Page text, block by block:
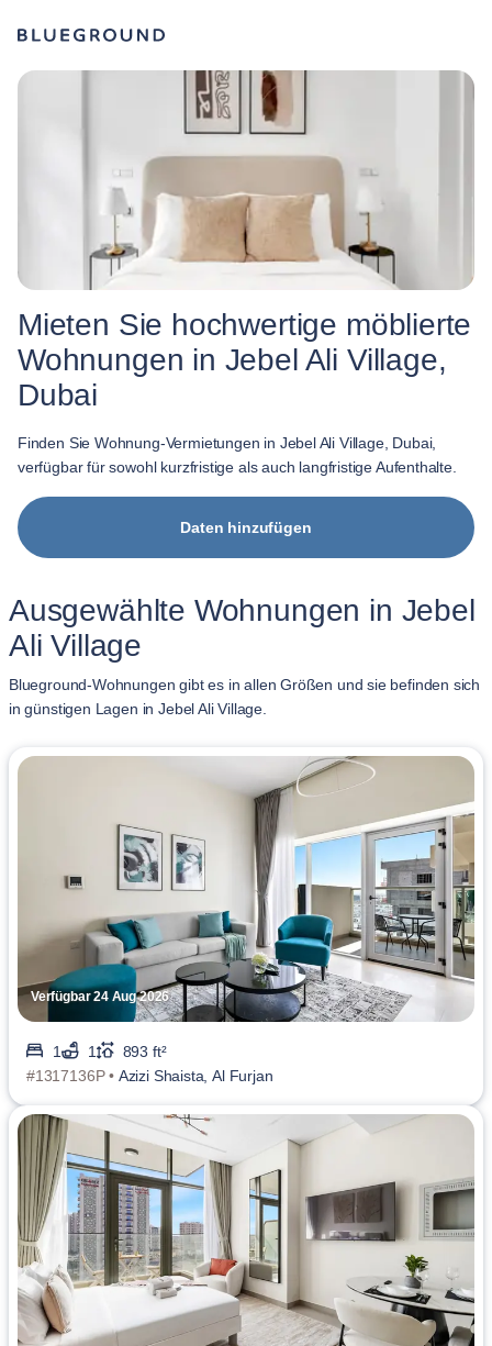
Mieten Sie hochwertige möblierte
Wohnungen in Jebel Ali Village,
Dubai
Finden Sie Wohnung-Vermietungen in Jebel Ali Village, Dubai,
verfügbar für sowohl kurzfristige als auch langfristige Aufenthalte.
Daten hinzufügen
Ausgewählte Wohnungen in Jebel
Ali Village
Blueground-Wohnungen gibt es in allen Größen und sie befinden sich
in günstigen Lagen in Jebel Ali Village.
Verfügbar 24 Aug 2026
1 1
893 ft²
#1317136P • Azizi Shaista, Al Furjan